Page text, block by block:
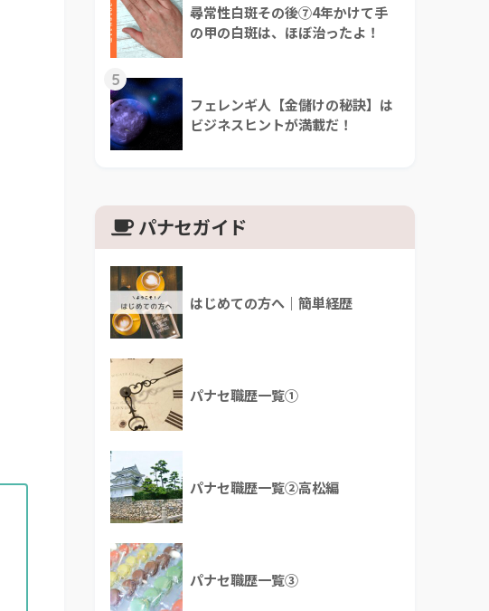
尋常性白斑その後⑦4年かけて手
の甲の白斑は、ほぼ治ったよ！
5
フェレンギ人【金儲けの秘訣】は
ビジネスヒントが満載だ！
パナセガイド
はじめての方へ｜簡単経歴
パナセ職歴一覧①
パナセ職歴一覧②高松編
パナセ職歴一覧③